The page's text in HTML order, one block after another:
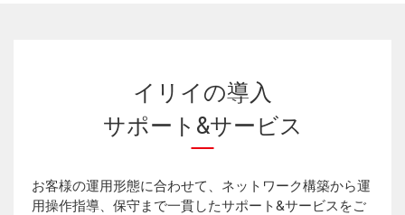
イリイの導入
サポート&サービス
お客様の運用形態に合わせて、ネットワーク構築から運
用操作指導、保守まで一貫したサポート&サービスをご